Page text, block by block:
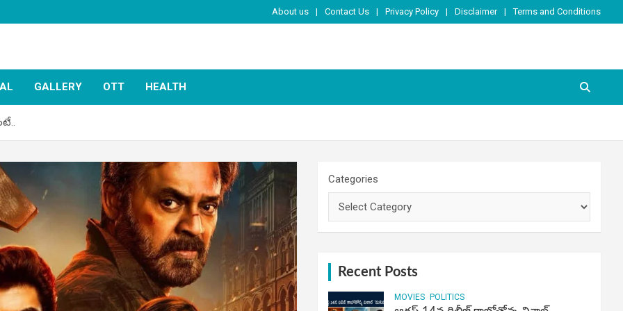
About us Contact Us Privacy Policy Disclaimer Terms and Conditions
GALLERY OTT HEALTH
Categories
Recent Posts
MOVIES POLITICS